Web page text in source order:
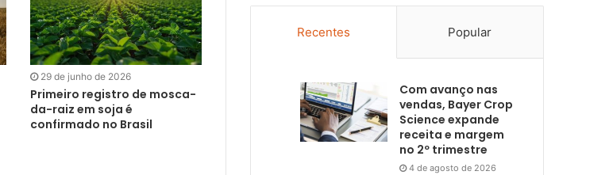
29 de junho de 2026
Primeiro registro de mosca-
da-raiz em soja é
confirmado no Brasil
Recentes Popular
Com avanço nas
vendas, Bayer Crop
Science expande
receita e margem
no 2º trimestre
4 de agosto de 2026